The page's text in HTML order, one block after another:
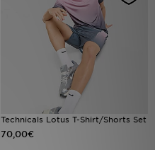
Technicals Lotus T-Shirt/Shorts Set
70,00€